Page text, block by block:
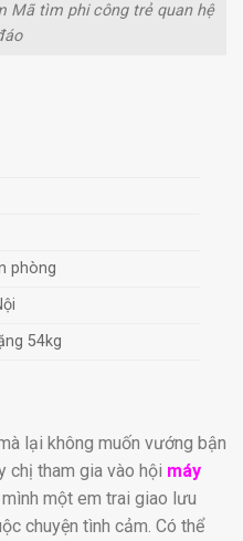
Mã tìm phi công trẻ quan hệ
phòng
54kg
lại không muốn vướng bận
chị tham gia vào hội máy
một em trai giao lưu
chuyện tình cảm. Có thể